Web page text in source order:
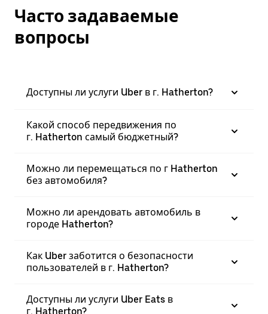
Часто задаваемые
вопросы
Доступны ли услуги Uber в г. Hatherton?
Какой способ передвижения по
г. Hatherton самый бюджетный?
Можно ли перемещаться по г Hatherton
без автомобиля?
Можно ли арендовать автомобиль в
городе Hatherton?
Как Uber заботится о безопасности
пользователей в г. Hatherton?
Доступны ли услуги Uber Eats в
г. Hatherton?